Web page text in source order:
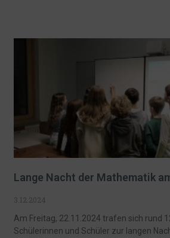
Lange Nacht der Mathematik
3.12.2024
Am Freitag, 22.11.2024 trafen sich rund
Schülerinnen und Schüler zur langen